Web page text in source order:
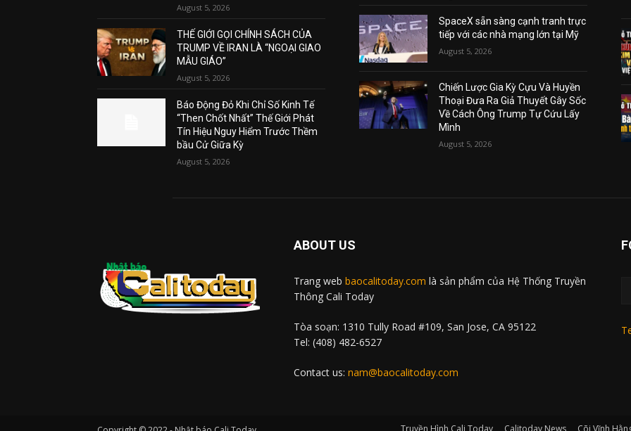
August 5, 2026
THẾ GIỚI GỌI CHÍNH SÁCH CỦA
TRUMP VỀ IRAN LÀ “NGOẠI GIAO
MẪU GIÁO”
August 5, 2026
Báo Động Đỏ Khi Chỉ Số Kinh Tế
“Then Chốt Nhất” Thế Giới Phát
Tín Hiệu Nguy Hiểm Trước Thềm
bầu Cử Giữa Kỳ
August 5, 2026
SpaceX sẵn sàng cạnh tranh trực
tiếp với các nhà mạng lớn tại Mỹ
August 5, 2026
Chiến Lược Gia Kỳ Cựu Và Huyền
Thoại Đưa Ra Giả Thuyết Gây Sốc
Về Cách Ông Trump Tự Cứu Lấy
Mình
August 5, 2026
ABOUT US
Trang web baocalitoday.com là sản phẩm của Hệ Thống Truyền
Thông Cali Today
Tòa soạn: 1310 Tully Road #109, San Jose, CA 95122
Tel: (408) 482-6527
Contact us: nam@baocalitoday.com
Truyền Hình Cali Today Calitoday News Cõi Vĩnh